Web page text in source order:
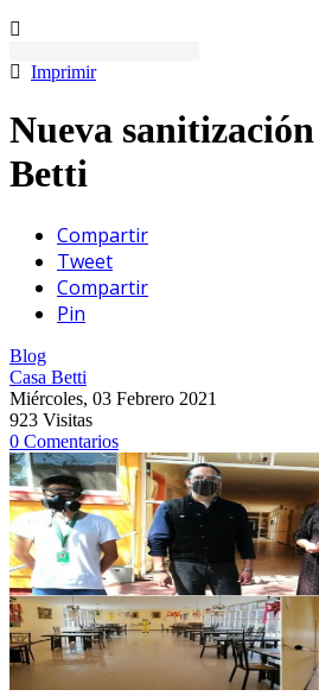
Imprimir
Nueva
Betti
Compartir
Tweet
Compartir
Pin
Blog
Casa Betti
Miércoles, 03 Febrero 2021
923 Visitas
0 Comentarios